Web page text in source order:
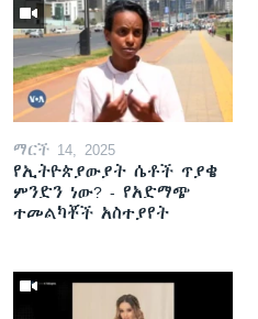
ማርች 14, 2025
የኢትዮጵያውያት ሴቶች ጥያቄ
ምንድን ነው? - የአድማጭ
ተመልካቾች አስተያየት